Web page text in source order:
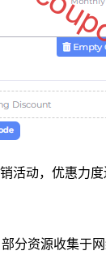
活动，优惠力
分资源收集于